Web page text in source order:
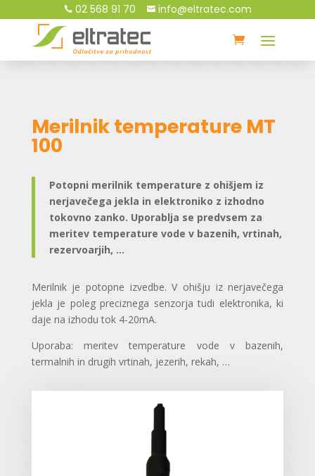
02 568 91 70 info@eltratec.com
Merilnik temperature MT
100
Potopni merilnik temperature z ohišjem iz
nerjavečega jekla in elektroniko z izhodno
tokovno zanko. Uporablja se predvsem za
meritev temperature vode v bazenih, vrtinah,
rezervoarjih, …
Merilnik je potopne izvedbe. V ohišju iz nerjavečega
jekla je poleg preciznega senzorja tudi elektronika, ki
daje na izhodu tok 4-20mA.
Uporaba: meritev temperature vode v bazenih,
termalnih in drugih vrtinah, jezerih, rekah, …